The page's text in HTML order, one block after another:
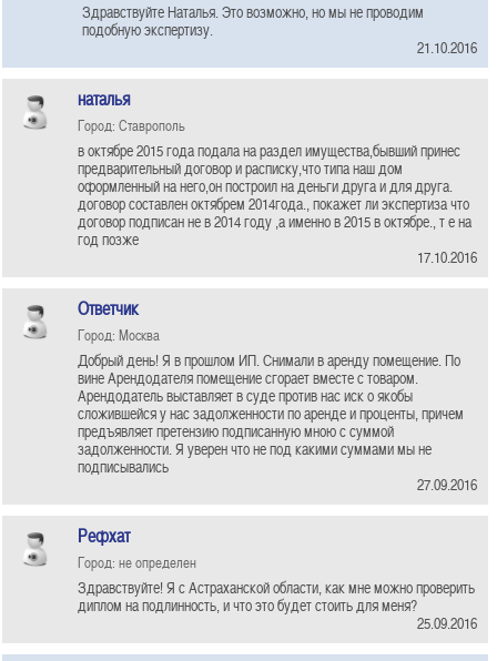
Здравствуйте Наталья. Это возможно, но мы не проводим
подобную экспертизу.
21.10.2016
наталья
Город: Ставрополь
в октябре 2015 года подала на раздел имущества,бывший принес
предварительный договор и расписку,что типа наш дом
оформленный на него,он построил на деньги друга и для друга.
договор составлен октябрем 2014года., покажет ли экспертиза что
договор подписан не в 2014 году ,а именно в 2015 в октябре., т е на
год позже
17.10.2016
Ответчик
Город: Москва
Добрый день! Я в прошлом ИП. Снимали в аренду помещение. По
вине Арендодателя помещение сгорает вместе с товаром.
Арендодатель выставляет в суде против нас иск о якобы
сложившейся у нас задолженности по аренде и проценты, причем
предъявляет претензию подписанную мною с суммой
задолженности. Я уверен что не под какими суммами мы не
подписывались
27.09.2016
Рефхат
Город: не определен
Здравствуйте! Я с Астраханской области, как мне можно проверить
диплом на подлинность, и что это будет стоить для меня?
25.09.2016